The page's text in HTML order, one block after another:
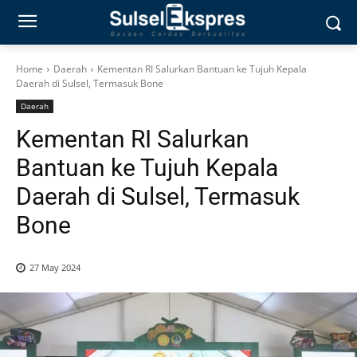
Home Daerah
Kementan RI Salurkan Bantuan ke Tujuh Kepala
Daerah di Sulsel, Termasuk Bone
Daerah
Kementan RI Salurkan
Bantuan ke Tujuh Kepala
Daerah di Sulsel, Termasuk
Bone
27 May 2024